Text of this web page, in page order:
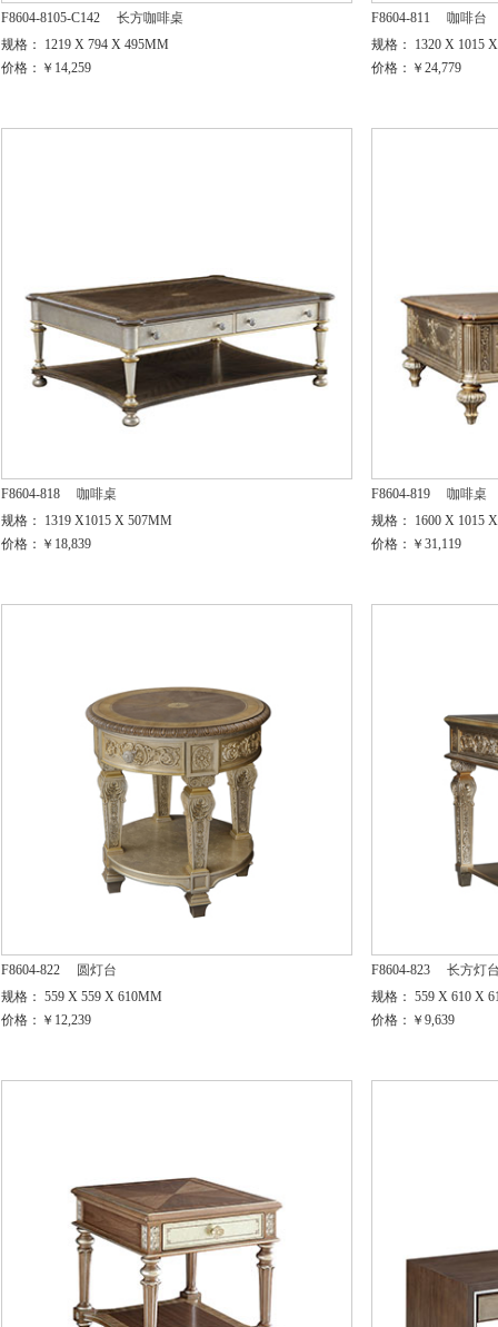
F8604-8105-C142
长方咖啡桌
规格： 1219 X 794 X 495MM
价格：￥14,259
F8604-811
咖啡台
规格： 1320 X 1015
价格：￥24,779
F8604-818
咖啡桌
规格： 1319 X1015 X 507MM
价格：￥18,839
F8604-819
咖啡桌
规格： 1600 X 1015
价格：￥31,119
F8604-822
圆灯台
规格： 559 X 559 X 610MM
价格：￥12,239
F8604-823
长方灯
规格： 559 X 610 X
价格：￥9,639